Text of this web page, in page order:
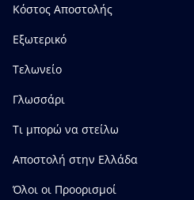
Κόστος Αποστολής
Εξωτερικό
Τελωνείο
Γλωσσάρι
Τι μπορώ να στείλω
Αποστολή στην Ελλάδα
Όλοι οι Προορισμοί